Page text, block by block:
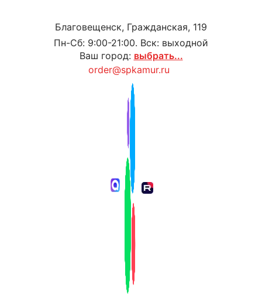
Благовещенск, Гражданская, 119
Пн-Сб: 9:00-21:00. Вск: выходной
Ваш город: выбрать...
order@spkamur.ru